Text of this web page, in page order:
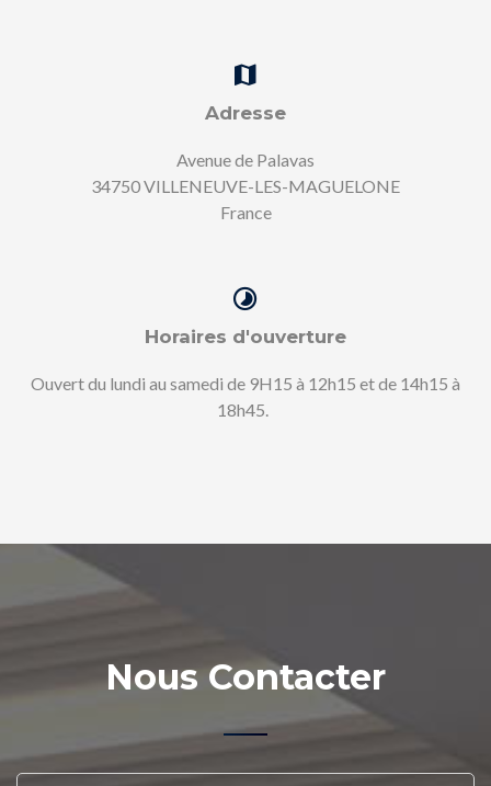
Adresse
Avenue de Palavas
34750 VILLENEUVE-LES-MAGUELONE
France
Horaires d'ouverture
Ouvert du lundi au samedi de 9H15 à 12h15 et de 14h15 à
18h45.
Nous Contacter